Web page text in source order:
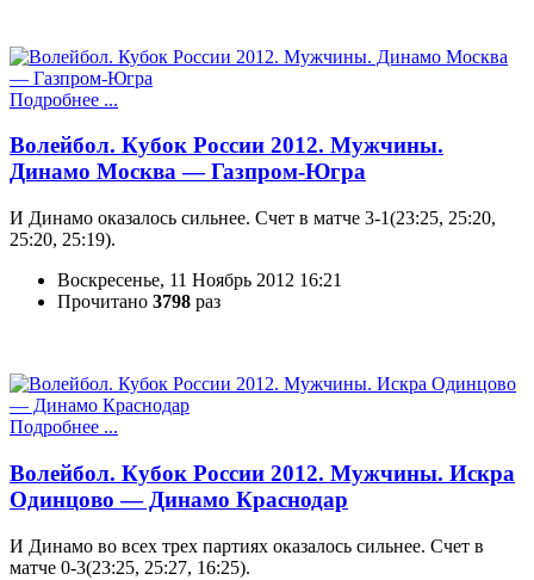
Подробнее ...
Волейбол. Кубок России 2012. Мужчины.
Динамо Москва — Газпром-Югра
И Динамо оказалось сильнее. Счет в матче 3-1(23:25, 25:20,
25:20, 25:19).
Воскресенье, 11 Ноябрь 2012 16:21
Прочитано 3798 раз
Подробнее ...
Волейбол. Кубок России 2012. Мужчины. Искра
Одинцово — Динамо Краснодар
И Динамо во всех трех партиях оказалось сильнее. Счет в
матче 0-3(23:25, 25:27, 16:25).